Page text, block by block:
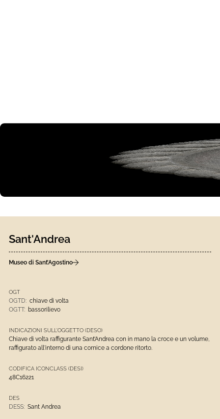
Sant'Andrea
Museo di Sant’Agostino
OGT
OGTD: chiave di volta
OGTT: bassorilievo
INDICAZIONI SULL'OGGETTO (DESO)
Chiave di volta raffigurante Sant’Andrea con in mano la croce e un volume,
raffigurato all'interno di una cornice a cordone ritorto.
CODIFICA ICONCLASS (DESI)
48C16221
DES
DESS: Sant Andrea